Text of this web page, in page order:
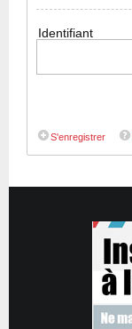
Identifiant
S'enregistrer